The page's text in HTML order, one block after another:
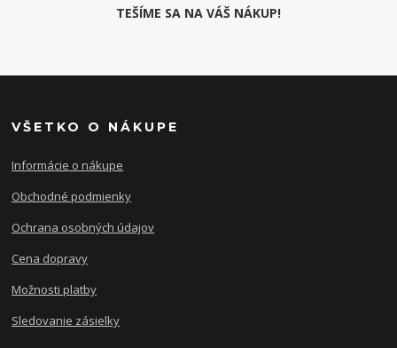
TEŠÍME SA NA VÁŠ NÁKUP!
VŠETKO O NÁKUPE
Informácie o nákupe
Obchodné podmienky
Ochrana osobných údajov
Cena dopravy
Možnosti platby
Sledovanie zásielky